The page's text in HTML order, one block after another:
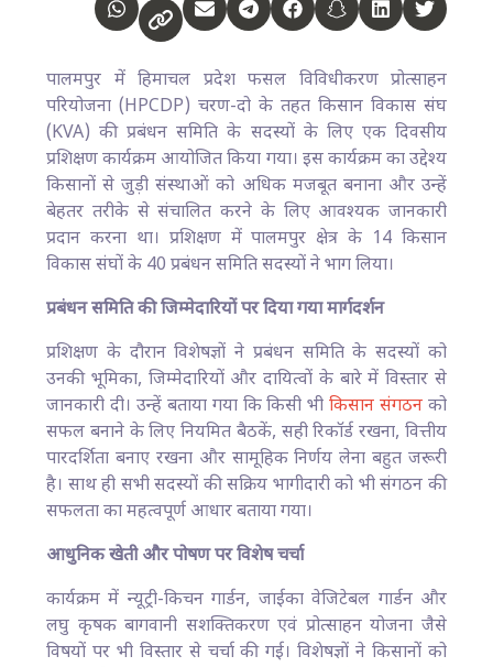
पालमपुर में हिमाचल प्रदेश फसल विविधीकरण प्रोत्साहन
परियोजना (HPCDP) चरण-दो के तहत किसान विकास संघ
(KVA) की प्रबंधन समिति के सदस्यों के लिए एक दिवसीय
प्रशिक्षण कार्यक्रम आयोजित किया गया। इस कार्यक्रम का उद्देश्य
किसानों से जुड़ी संस्थाओं को अधिक मजबूत बनाना और उन्हें
बेहतर तरीके से संचालित करने के लिए आवश्यक जानकारी
प्रदान करना था। प्रशिक्षण में पालमपुर क्षेत्र के 14 किसान
विकास संघों के 40 प्रबंधन समिति सदस्यों ने भाग लिया।
प्रबंधन समिति की जिम्मेदारियों पर दिया गया मार्गदर्शन
प्रशिक्षण के दौरान विशेषज्ञों ने प्रबंधन समिति के सदस्यों को
उनकी भूमिका, जिम्मेदारियों और दायित्वों के बारे में विस्तार से
जानकारी दी। उन्हें बताया गया कि किसी भी किसान संगठनको
सफल बनाने के लिए नियमित बैठकें, सही रिकॉर्ड रखना, वित्तीय
पारदर्शिता बनाए रखना और सामूहिक निर्णय लेना बहुत जरूरी
है। साथ ही सभी सदस्यों की सक्रिय भागीदारी को भी संगठन की
सफलता का महत्वपूर्ण आधार बताया गया।
आधुनिक खेती और पोषण पर विशेष चर्चा
कार्यक्रम में न्यूट्री-किचन गार्डन, जाईका वेजिटेबल गार्डन और
लघु कृषक बागवानी सशक्तिकरण एवं प्रोत्साहन योजना जैसे
विषयों पर भी विस्तार से चर्चा की गई। विशेषज्ञों ने किसानों को